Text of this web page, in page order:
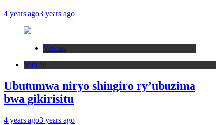
4 years ago3 years ago
Vatican
Vatican
Ubutumwa niryo shingiro ry’ubuzima
bwa gikirisitu
4 years ago3 years ago